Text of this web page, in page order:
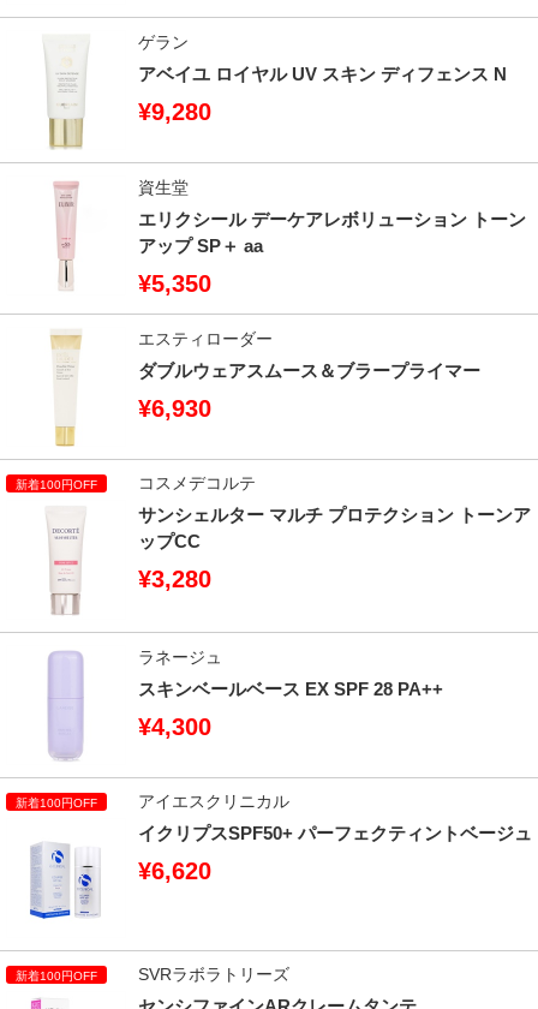
ゲラン
アベイユ ロイヤル UV スキン ディフェンス N
¥9,280
資生堂
エリクシール デーケアレボリューション トーン
アップ SP＋ aa
¥5,350
エスティローダー
ダブルウェアスムース＆ブラープライマー
¥6,930
コスメデコルテ
サンシェルター マルチ プロテクション トーンア
ップCC
¥3,280
ラネージュ
スキンベールベース EX SPF 28 PA++
¥4,300
アイエスクリニカル
イクリプスSPF50+ パーフェクティントベージュ
¥6,620
SVRラボラトリーズ